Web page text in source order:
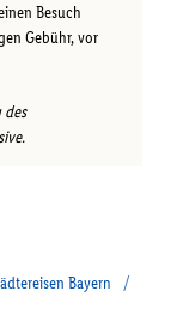
Besuch
Gebühr, vor
Bayern
/